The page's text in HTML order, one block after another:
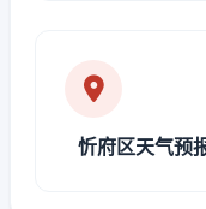
忻府区天气预